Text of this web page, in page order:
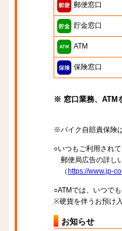
郵便窓口
貯金窓口
ATM
保険窓口
※ 窓口業務、ATM
※バイク自賠責保険
○いつもご利用され
郵便局広告の詳し
（ https://www.jp-
○ATMでは、いつで
※硬貨を伴うお預け
お知らせ